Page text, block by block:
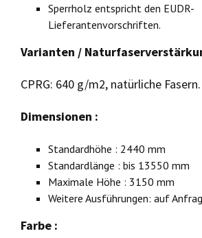
Sperrholz entspricht den EUDR-
Lieferantenvorschriften.
Varianten /
CPRG: 640 g/m2, natürliche Fasern.
Dimensionen :
Standardhöhe : 2440 mm
Standardlänge : bis 13550 mm
Maximale Höhe : 3150 mm
Weitere Ausführungen: auf
Farbe :